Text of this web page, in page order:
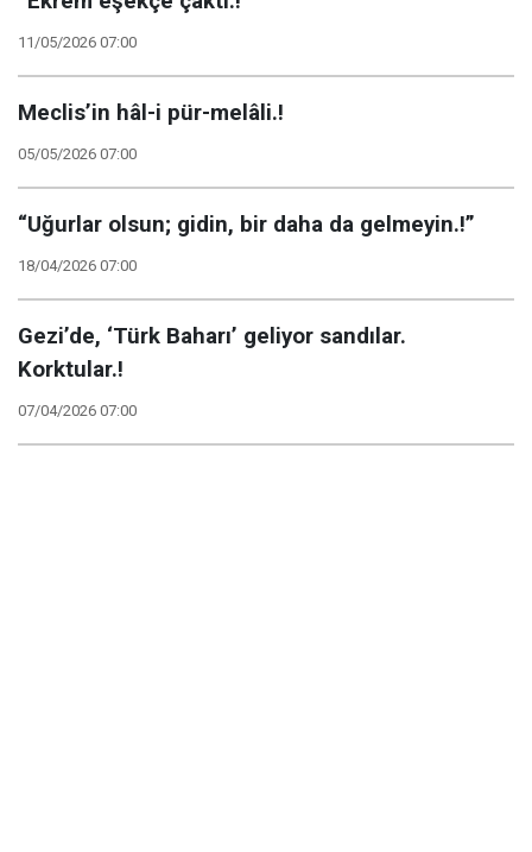
11/05/2026 07:00
Meclis’in hâl-i pür-melâli.!
05/05/2026 07:00
“Uğurlar olsun; gidin, bir daha da gelmeyin.!”
18/04/2026 07:00
Gezi’de, ‘Türk Baharı’ geliyor sandılar.
Korktular.!
07/04/2026 07:00